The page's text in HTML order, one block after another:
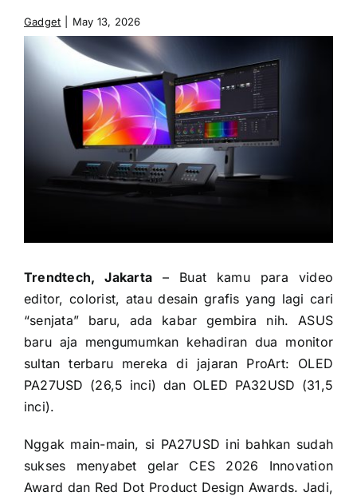
Gadget May 13, 2026
Trendtech, Jakarta – Buat kamu para video
editor, colorist, atau desain grafis yang lagi cari
“senjata” baru, ada kabar gembira nih. ASUS
baru aja mengumumkan kehadiran dua monitor
sultan terbaru mereka di jajaran ProArt: OLED
PA27USD (26,5 inci) dan OLED PA32USD (31,5
inci).
Nggak main-main, si PA27USD ini bahkan sudah
sukses menyabet gelar CES 2026 Innovation
Award dan Red Dot Product Design Awards. Jadi,